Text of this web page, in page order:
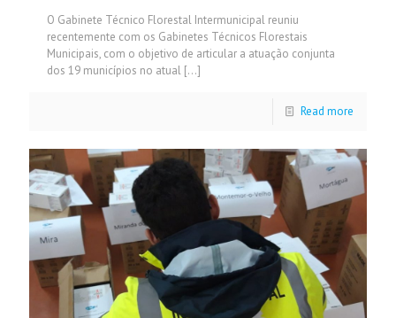
O Gabinete Técnico Florestal Intermunicipal reuniu
recentemente com os Gabinetes Técnicos Florestais
Municipais, com o objetivo de articular a atuação conjunta
dos 19 municípios no atual […]
Read more